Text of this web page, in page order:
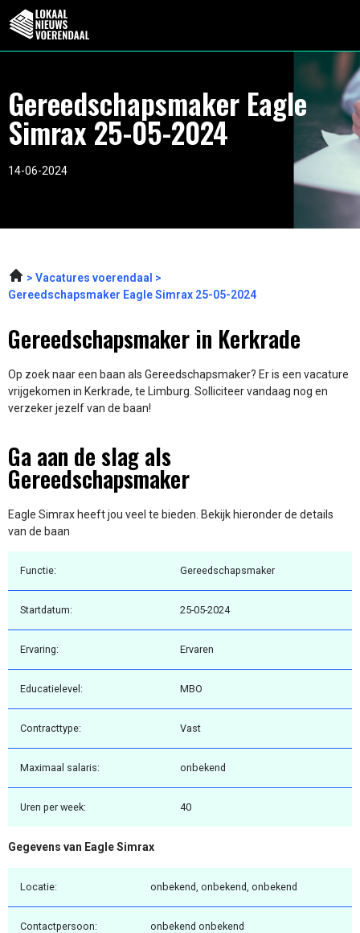
Gereedschapsmaker Eagle
Simrax 25-05-2024
14-06-2024
Vacatures voerendaal
Gereedschapsmaker Eagle Simrax 25-05-2024
Gereedschapsmaker in Kerkrade
Op zoek naar een baan als Gereedschapsmaker? Er is een vacature
vrijgekomen in Kerkrade, te Limburg. Solliciteer vandaag nog en
verzeker jezelf van de baan!
Ga aan de slag als
Gereedschapsmaker
Eagle Simrax heeft jou veel te bieden. Bekijk hieronder de details
van de baan
Functie: Gereedschapsmaker
Startdatum: 25-05-2024
Ervaring: Ervaren
Educatielevel: MBO
Contracttype: Vast
Maximaal salaris: onbekend
Uren per week: 40
Gegevens van Eagle Simrax
Locatie: onbekend, onbekend, onbekend
Contactpersoon: onbekend onbekend